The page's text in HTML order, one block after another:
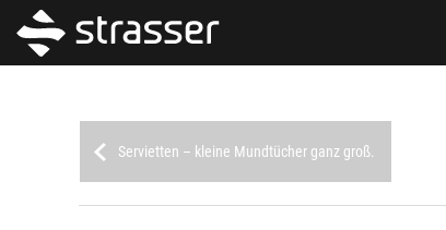
Servietten – kleine Mundtücher ganz groß.